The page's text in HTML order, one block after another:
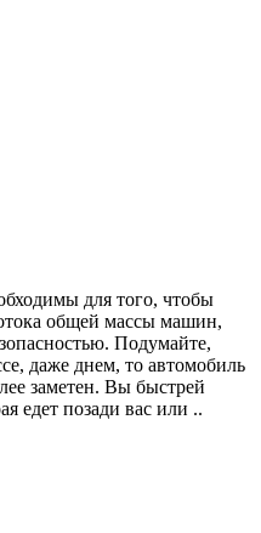
для того, чтобы
общей массы машин,
Подумайте,
даже днем, то автомобиль
заметен. Вы быстрей
едет позади вас или ..